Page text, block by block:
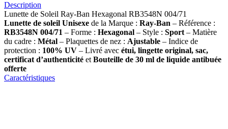
Description
Lunette de Soleil Ray-Ban Hexagonal RB3548N 004/71
Lunette de soleil Unisexe de la Marque : Ray-Ban – Référence :
RB3548N 004/71 – Forme : Hexagonal – Style : Sport – Matière
du cadre : Métal – Plaquettes de nez : Ajustable – Indice de
protection : 100% UV – Livré avec étui, lingette original, sac,
certificat d’authenticité et Bouteille de 30 ml de liquide antibuée
offerte
Caractéristiques